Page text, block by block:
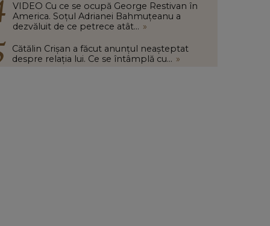
VIDEO Cu ce se ocupă George Restivan în
America. Soțul Adrianei Bahmuțeanu a
dezvăluit de ce petrece atât... »
Cătălin Crișan a făcut anunțul neașteptat
despre relația lui. Ce se întâmplă cu... »